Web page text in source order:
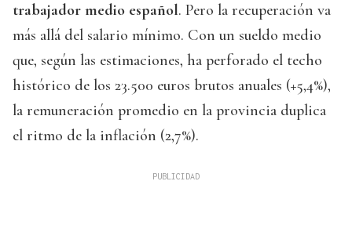
trabajador medio español. Pero la recuperación va
más allá del salario mínimo. Con un sueldo medio
que, según las estimaciones, ha perforado el techo
histórico de los 23.500 euros brutos anuales (+5,4%),
la remuneración promedio en la provincia duplica
el ritmo de la inflación (2,7%).